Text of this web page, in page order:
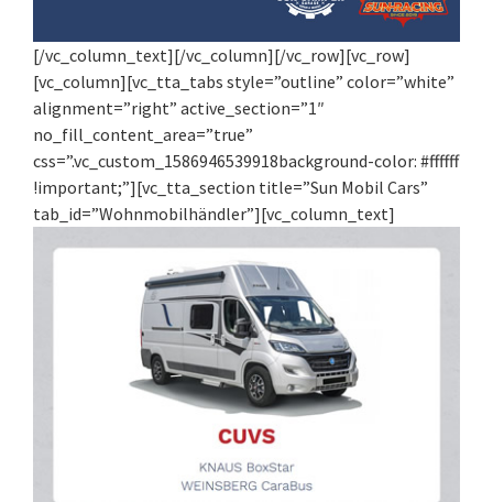
[/vc_column_text][/vc_column][/vc_row][vc_row]
[vc_column][vc_tta_tabs style=”outline” color=”white”
alignment=”right” active_section=”1″
no_fill_content_area=”true”
css=”.vc_custom_1586946539918background-color: #ffffff
!important;”][vc_tta_section title=”Sun Mobil Cars”
tab_id=”Wohnmobilhändler”][vc_column_text]